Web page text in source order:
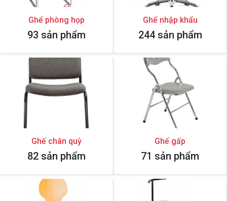
Ghế phòng họp
93 sản phẩm
Ghế nhập khẩu
244 sản phẩm
Ghế chân quỳ
82 sản phẩm
Ghế gấp
71 sản phẩm